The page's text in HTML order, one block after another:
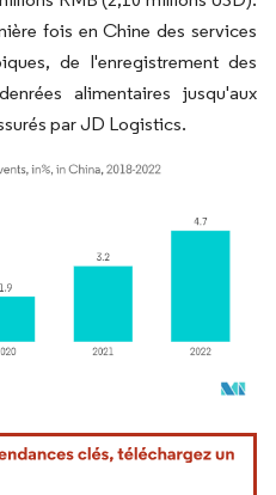
fois en Chine des services
de l'enregistrement des
alimentaires jusqu'aux
par JD Logistics.
nécessite une attribution sous CC BY